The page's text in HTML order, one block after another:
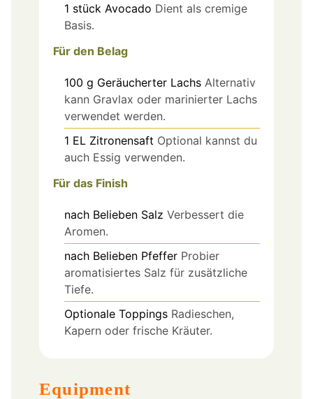
1 stück Avocado Dient als cremige
Basis.
Für den Belag
100 g Geräucherter Lachs Alternativ
kann Gravlax oder marinierter Lachs
verwendet werden.
1 EL Zitronensaft Optional kannst du
auch Essig verwenden.
Für das Finish
nach Belieben Salz Verbessert die
Aromen.
nach Belieben Pfeffer Probier
aromatisiertes Salz für zusätzliche
Tiefe.
Optionale Toppings Radieschen,
Kapern oder frische Kräuter.
Equipment